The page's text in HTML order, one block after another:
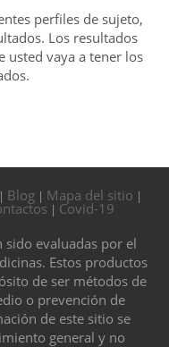
perfiles de sujeto,
Los resultados
usted vaya a tener los
| Blog | Mapa del sitio |
| Covid-19
evaluadas por el
Estos productos
de ser métodos de
o prevención de
de este sitio se
general y no